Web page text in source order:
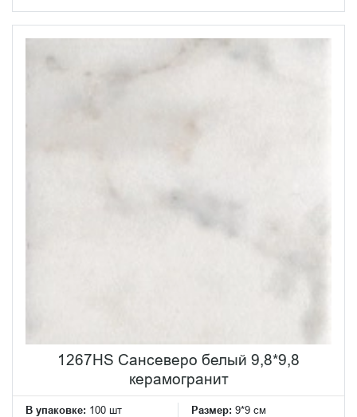
1267HS Сансеверо белый 9,8*9,8
керамогранит
В упаковке: 100 шт Размер: 9*9 см